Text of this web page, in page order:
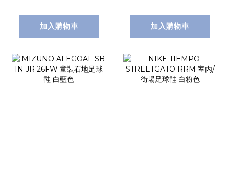
加入購物車 加入購物車